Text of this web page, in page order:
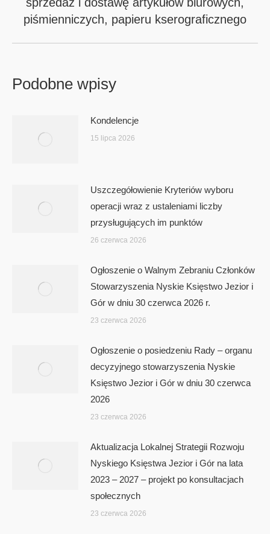
post:
piśmienniczych, papieru kserograficznego
Podobne wpisy
Kondelencje
15 lipca 2026
Uszczegółowienie Kryteriów wyboru
operacji wraz z ustaleniami liczby
przysługujących im punktów
26 czerwca 2026
Ogłoszenie o Walnym Zebraniu Członków
Stowarzyszenia Nyskie Księstwo Jezior i
Gór w dniu 30 czerwca 2026 r.
23 czerwca 2026
Ogłoszenie o posiedzeniu Rady – organu
decyzyjnego stowarzyszenia Nyskie
Księstwo Jezior i Gór w dniu 30 czerwca
2026
23 czerwca 2026
Aktualizacja Lokalnej Strategii Rozwoju
Nyskiego Księstwa Jezior i Gór na lata
2023 – 2027 – projekt po konsultacjach
społecznych
23 czerwca 2026